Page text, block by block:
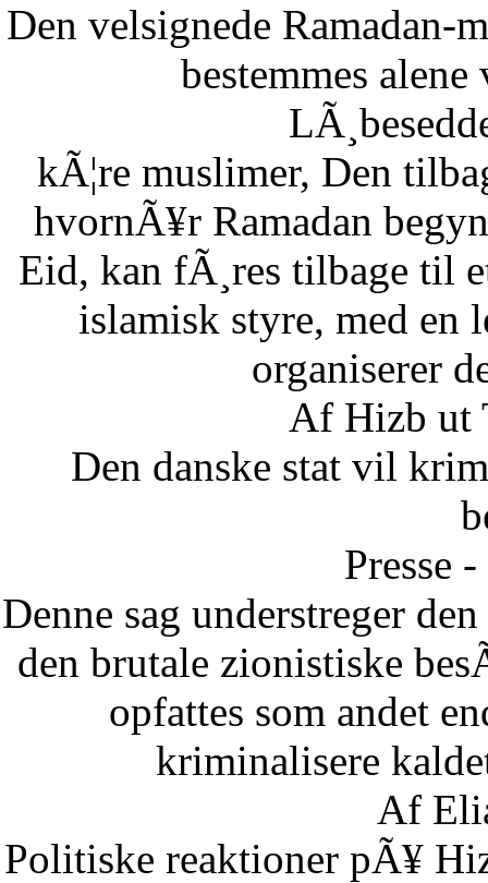
Den velsignede Ramadan-
bestemmes
kÃ¦re muslimer, Den
hvornÃ¥r Ramadan
Eid, kan fÃ¸res tilbage til
islamisk styre, med en
organiserer
Af Hizb ut
Den danske stat vil
Presse
Denne sag understreger
den brutale zionistiske
opfattes som andet
kriminalisere
Af
Politiske reaktioner pÃ¥